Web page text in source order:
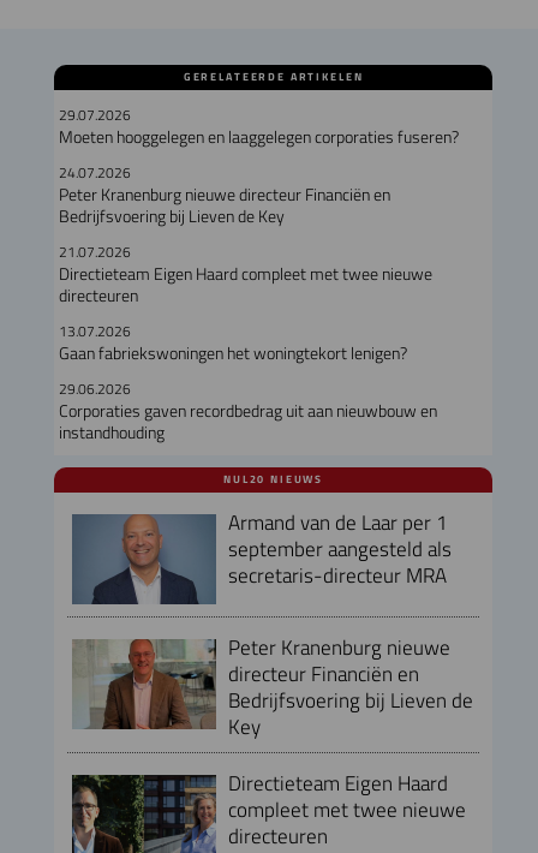
GERELATEERDE ARTIKELEN
29.07.2026
Moeten hooggelegen en laaggelegen corporaties fuseren?
24.07.2026
Peter Kranenburg nieuwe directeur Financiën en
Bedrijfsvoering bij Lieven de Key
21.07.2026
Directieteam Eigen Haard compleet met twee nieuwe
directeuren
13.07.2026
Gaan fabriekswoningen het woningtekort lenigen?
29.06.2026
Corporaties gaven recordbedrag uit aan nieuwbouw en
instandhouding
NUL20 NIEUWS
Armand van de Laar per 1
september aangesteld als
secretaris-directeur MRA
Peter Kranenburg nieuwe
directeur Financiën en
Bedrijfsvoering bij Lieven de
Key
Directieteam Eigen Haard
compleet met twee nieuwe
directeuren